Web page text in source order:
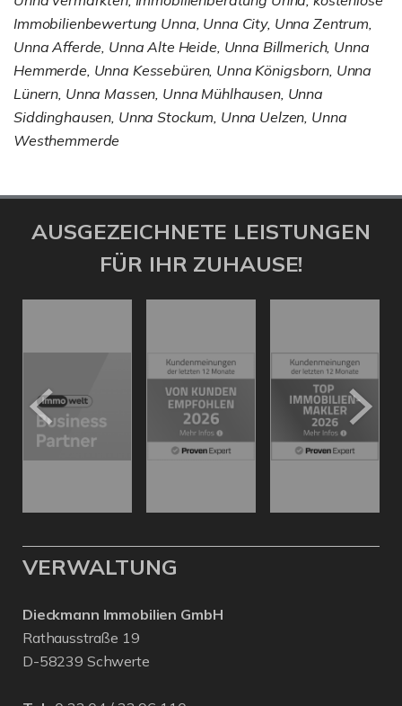
Immobilienbewertung Unna, Unna City, Unna Zentrum,
Unna Afferde, Unna Alte Heide, Unna Billmerich, Unna
Hemmerde, Unna Kessebüren, Unna Königsborn, Unna
Lünern, Unna Massen, Unna Mühlhausen, Unna
Siddinghausen, Unna Stockum, Unna Uelzen, Unna
Westhemmerde
AUSGEZEICHNETE LEISTUNGEN
FÜR IHR ZUHAUSE!
VERWALTUNG
Dieckmann Immobilien GmbH
Rathausstraße 19
D-58239 Schwerte